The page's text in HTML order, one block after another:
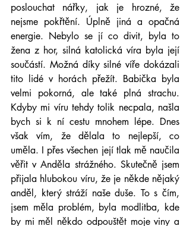
poslouchat nářky, jak je hrozné, že
nejsme pokřtění. Úplně jiná a opačná
energie. Nebylo se jí co divit, byla to
žena z hor, silná katolická víra byla její
součástí. Možná díky silné víře dokázali
tito lidé v horách přežít. Babička byla
velmi pokorná, ale také plná strachu.
Kdyby mi víru tehdy tolik necpala, našla
bych si k ní cestu mnohem lépe. Dnes
však vím, že dělala to nejlepší, co
uměla. I přes všechen její tlak mě naučila
věřit v Anděla strážného. Skutečně jsem
přijala hlubokou víru, že je někde nějaký
anděl, který stráží naše duše. To s čím,
jsem měla problém, byla modlitba, kde
by mi měl někdo odpouštět moje viny a